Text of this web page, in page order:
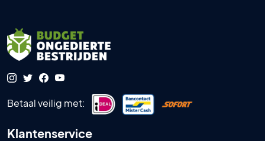
Betaal veilig met:
Klantenservice